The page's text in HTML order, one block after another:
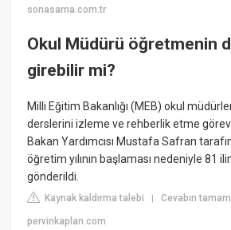
sonasama.com.tr
Okul Müdürü öğretmenin
girebilir mi?
Milli Eğitim Bakanlığı (MEB) okul
derslerini izleme ve rehberlik etme
Bakan Yardımcısı Mustafa Safran
öğretim yılının başlaması nedeniyle 81
gönderildi.
Kaynak kaldırma talebi |Cevabın
pervinkaplan.com